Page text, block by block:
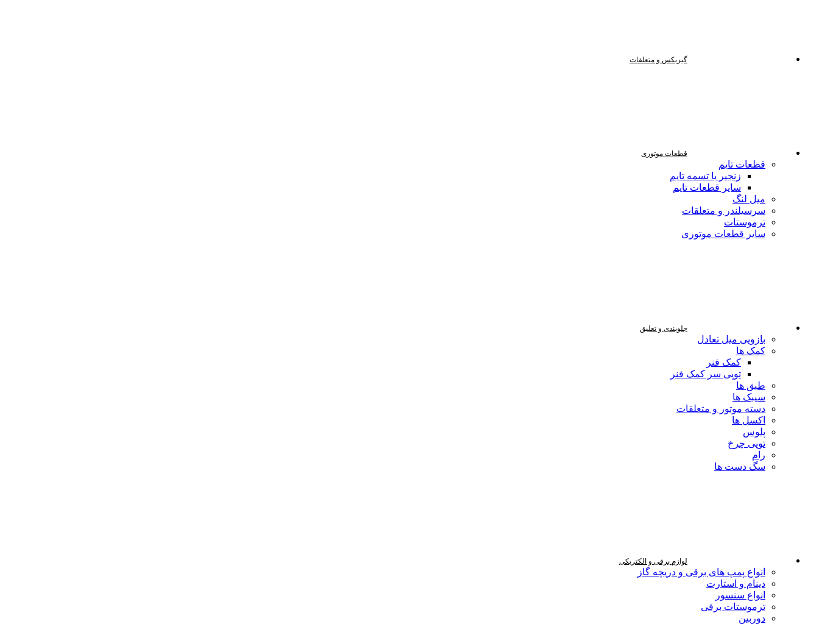
گیربکس و متعلقات
قطعات موتوری
قطعات تایم
زنجیر یا تسمه تایم
سایر قطعات تایم
میل لنگ
سرسیلندر و متعلقات
ترموستات
سایر قطعات موتوری
جلوبندی و تعلیق
بازویی میل تعادل
کمک ها
کمک فنر
توپی سر کمک فنر
طبق ها
سیبک ها
دسته موتور و متعلقات
اکسل ها
پلوس
توپی چرخ
رام
سگ دست ها
لوازم برقی و الکتریکی
انواع پمپ های برقی و دریچه گاز
دینام و استارت
انواع سنسور
ترموستات برقی
دوربین